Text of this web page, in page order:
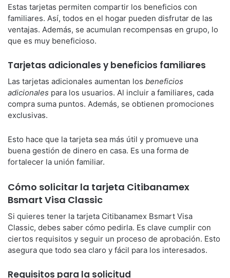
Estas tarjetas permiten compartir los beneficios con
familiares. Así, todos en el hogar pueden disfrutar de las
ventajas. Además, se acumulan recompensas en grupo, lo
que es muy beneficioso.
Tarjetas adicionales y beneficios familiares
Las tarjetas adicionales aumentan los beneficios
adicionales para los usuarios. Al incluir a familiares, cada
compra suma puntos. Además, se obtienen promociones
exclusivas.
Esto hace que la tarjeta sea más útil y promueve una
buena gestión de dinero en casa. Es una forma de
fortalecer la unión familiar.
Cómo solicitar la tarjeta Citibanamex
Bsmart Visa Classic
Si quieres tener la tarjeta Citibanamex Bsmart Visa
Classic, debes saber cómo pedirla. Es clave cumplir con
ciertos requisitos y seguir un proceso de aprobación. Esto
asegura que todo sea claro y fácil para los interesados.
Requisitos para la solicitud